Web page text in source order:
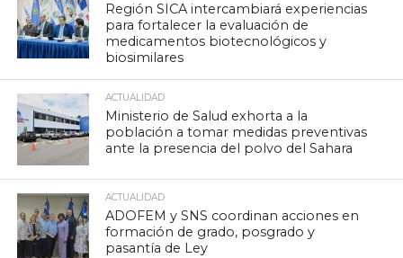
Región SICA intercambiará experiencias
para fortalecer la evaluación de
medicamentos biotecnológicos y
biosimilares
ACTUALIDAD
Ministerio de Salud exhorta a la
población a tomar medidas preventivas
ante la presencia del polvo del Sahara
ACTUALIDAD
ADOFEM y SNS coordinan acciones en
formación de grado, posgrado y
pasantía de Ley